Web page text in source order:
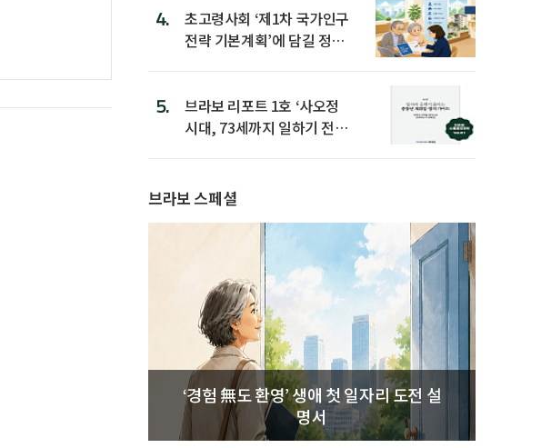
4.
초고령사회 ‘제1차 국가인구
전략 기본계획’에 담길 정책
5.
브라보 리포트 1호 ‘사오정
시대, 73세까지 일하기 전략’
브라보 스페셜
‘경험 無도 환영’ 생애 첫 일자리 도전 설
명서